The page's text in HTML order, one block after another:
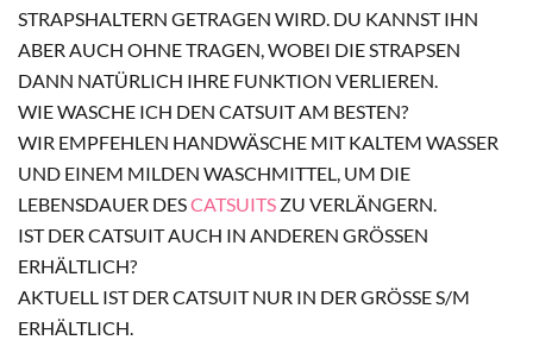
STRAPSHALTERN GETRAGEN WIRD. DU KANNST IHN
ABER AUCH OHNE TRAGEN, WOBEI DIE STRAPSEN
DANN NATÜRLICH IHRE FUNKTION VERLIEREN.
WIE WASCHE ICH DEN CATSUIT AM BESTEN?
WIR EMPFEHLEN HANDWÄSCHE MIT KALTEM WASSER
UND EINEM MILDEN WASCHMITTEL, UM DIE
LEBENSDAUER DESCATSUITS ZU VERLÄNGERN.
IST DER CATSUIT AUCH IN ANDEREN GRÖSSEN E
RHÄLTLICH?
AKTUELL IST DER CATSUIT NUR IN DER GRÖSSE S/M E
RHÄLTLICH.